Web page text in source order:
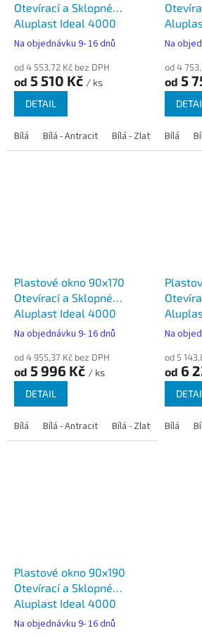
Otevírací a Sklopné
Aluplast Ideal 4000
Na objednávku 9- 16 dnů
od 4 553,72 Kč bez DPH
od 5 510 Kč / ks
DETAIL
Bílá Bílá - Antracit Bílá - Zlatý dub
Na
od 4
od 5
Bílá
Plastové okno 90x170
Otevírací a Sklopné
Aluplast Ideal 4000
Na objednávku 9- 16 dnů
od 4 955,37 Kč bez DPH
od 5 996 Kč / ks
DETAIL
Bílá Bílá - Antracit Bílá - Zlatý dub
Na
od 5
od 6
Bílá
Plastové okno 90x190
Otevírací a Sklopné
Aluplast Ideal 4000
Na objednávku 9- 16 dnů